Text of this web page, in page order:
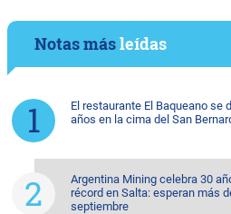
Notas másleídas
El restaurante El Baqueano se
años en la cima del San
Argentina Mining celebra 30
récord en Salta: esperan más
septiembre